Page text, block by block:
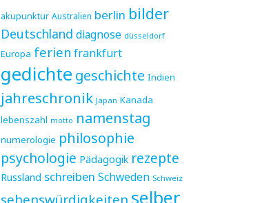
akupunktur Australien berlin bilder
Deutschland diagnose düsseldorf
Europa ferien frankfurt
gedichte geschichte Indien
jahreschronik Japan Kanada
lebenszahl motto namenstag
numerologie philosophie
psychologie Pädagogik rezepte
Russland schreiben Schweden Schweiz
sehenswürdigkeiten selber